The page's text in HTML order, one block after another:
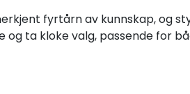
fyrtårn av kunnskap, og
og ta kloke valg, passende for